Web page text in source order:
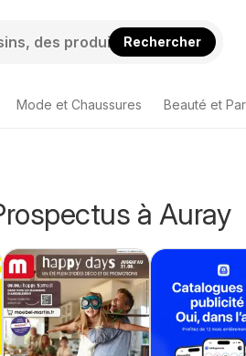
Rechercher
Mode et Chaussures Beauté et
à Auray